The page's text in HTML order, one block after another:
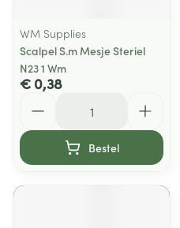
WM Supplies
Scalpel S.m Mesje Steriel
N23 1 Wm
€ 0,38
Bestel